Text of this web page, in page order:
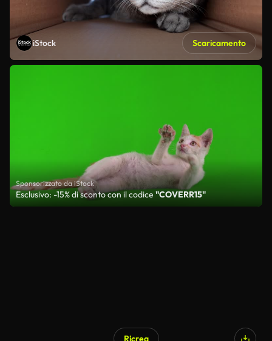
iStock Scaricamento
Sponsorizzato da iStock
Esclusivo: -15% di sconto con il codice "COVERR15"
Ricrea